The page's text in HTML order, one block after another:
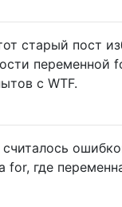
старый пост
переменной
с WTF.
for, где